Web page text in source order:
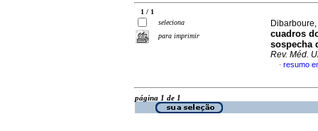
1 / 1
seleciona
para imprimir
cuadros
sospecha
Rev. Méd.
· resumo
página 1 de 1